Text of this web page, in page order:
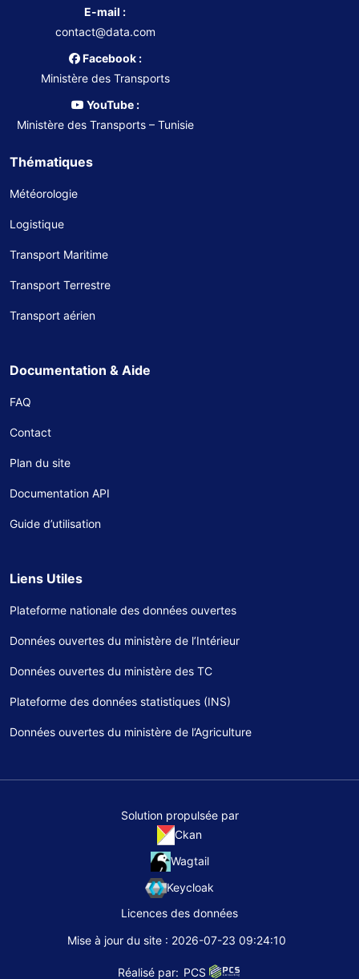
E-mail :
contact@data.com
Facebook :
Ministère des Transports
YouTube :
Ministère des Transports – Tunisie
Thématiques
Météorologie
Logistique
Transport Maritime
Transport Terrestre
Transport aérien
Documentation & Aide
FAQ
Contact
Plan du site
Documentation API
Guide d’utilisation
Liens Utiles
Plateforme nationale des données ouvertes
Données ouvertes du ministère de l’Intérieur
Données ouvertes du ministère des TC
Plateforme des données statistiques (INS)
Données ouvertes du ministère de l’Agriculture
Solution propulsée par
Ckan
Wagtail
Keycloak
Licences des données
Mise à jour du site : 2026-07-23 09:24:10
Réalisé par: PCS